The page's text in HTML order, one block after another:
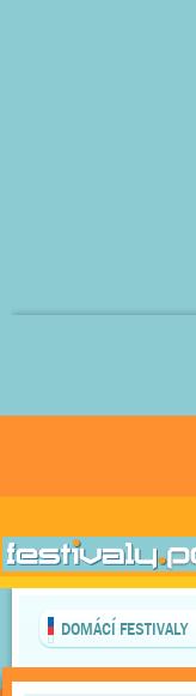
DOMÁCÍ FESTIVALY